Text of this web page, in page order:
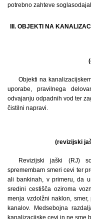
potrebno zahteve
III. OBJEKTI NA
Objekti na
uporabe, pravilnega
odvajanju odpadnih vod ter
čistilni napravi.
(revizijski
Revizijski jaški (RJ)
spremembam smeri cevi ter
ali bankinah, v primeru, da
sredini cestišča oziroma
menja vzdolžni naklon,
kanalov. Medsebojna